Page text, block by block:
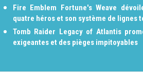
Fire Emblem Fortune's Weave
quatre héros et son système de lignes
Tomb Raider Legacy of Atlantis
exigeantes et des pièges impitoyables